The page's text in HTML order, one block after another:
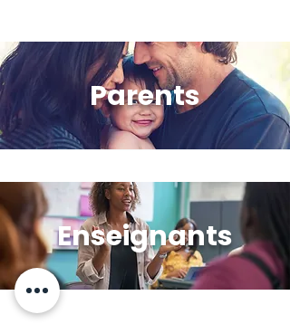
Parents
Enseignants